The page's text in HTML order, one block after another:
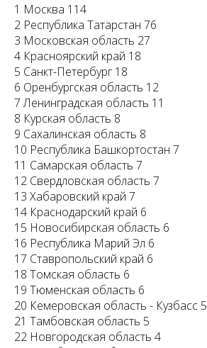
1 Москва 114
2 Республика Татарстан 76
3 Московская область 27
4 Красноярский край 18
5 Санкт-Петербург 18
6 Оренбургская область 12
7 Ленинградская область 11
8 Курская область 8
9 Сахалинская область 8
10 Республика Башкортостан 7
11 Самарская область 7
12 Свердловская область 7
13 Хабаровский край 7
14 Краснодарский край 6
15 Новосибирская область 6
16 Республика Марий Эл 6
17 Ставропольский край 6
18 Томская область 6
19 Тюменская область 6
20 Кемеровская область - Кузбасс 5
21 Тамбовская область 5
22 Новгородская область 4